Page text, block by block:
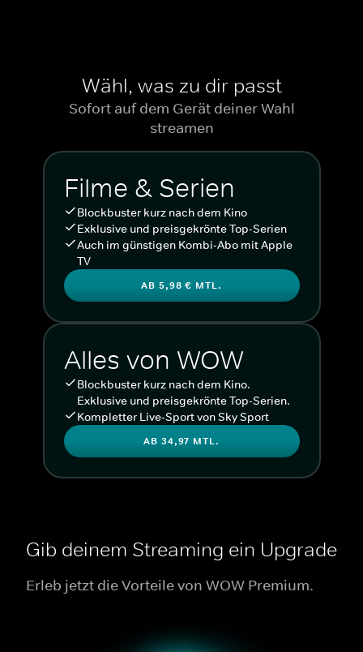
Wähl, was zu dir passt
Sofort auf dem Gerät deiner Wahl
streamen
Filme & Serien
Blockbuster kurz nach dem Kino
Exklusive und preisgekrönte Top-Serien
Auch im günstigen Kombi-Abo mit Apple
TV
AB 5,98 € MTL.
Alles von WOW
Blockbuster kurz nach dem Kino.
Exklusive und preisgekrönte Top-Serien.
Kompletter Live-Sport von Sky Sport
AB 34,97 MTL.
Gib deinem Streaming ein Upgrade
Erleb jetzt die Vorteile von WOW Premium.